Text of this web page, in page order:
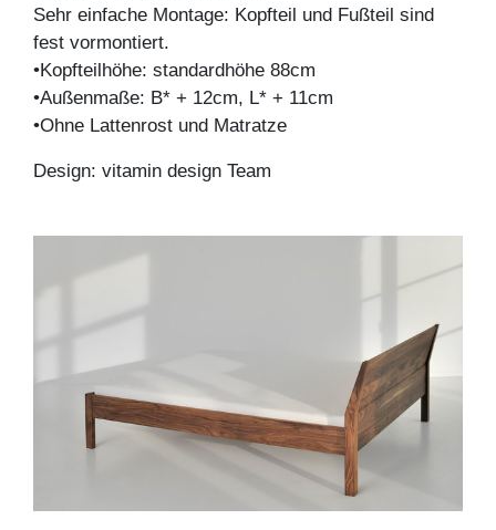
Sehr einfache Montage: Kopfteil und Fußteil sind
fest vormontiert.
•Kopfteilhöhe: standardhöhe 88cm
•Außenmaße: B* + 12cm, L* + 11cm
•Ohne Lattenrost und Matratze
Design: vitamin design Team